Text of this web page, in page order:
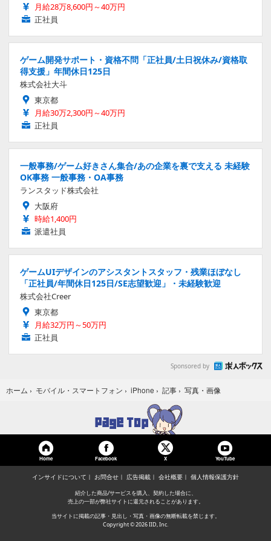
月給28万8,600円～40万円
正社員
ゲーム開発サポート・資格不問「正社員/土日祝休み/資格取
得支援」年間休日125日
株式会社大斗
東京都
月給30万2,300円～40万円
正社員
一般事務/ゲーム好きさん集合/あの企業を裏で支える 未経験
OK事務 一般事務・OA事務
ランスタッド株式会社
大阪府
時給1,400円
派遣社員
ゲームUIデザインのアシスタントスタッフ・残業ほぼなし
「正社員/年間休日125日/SE志望歓迎」・未経験歓迎
株式会社Creer
東京都
月給32万円～50万円
正社員
Sponsored by
ホーム › モバイル・スマートフォン › iPhone › 記事 › 写真・画像
Home Facebook X YouTube
インサイドについて お問合せ 広告掲載 会社概要 個人情報保護方針
紹介した商品/サービスを購入、契約した場合に、
売上の一部が弊社サイトに還元されることがあります。
当サイトに掲載の記事・見出し・写真・画像の無断転載を禁じます。
Copyright © 2026 IID, Inc.